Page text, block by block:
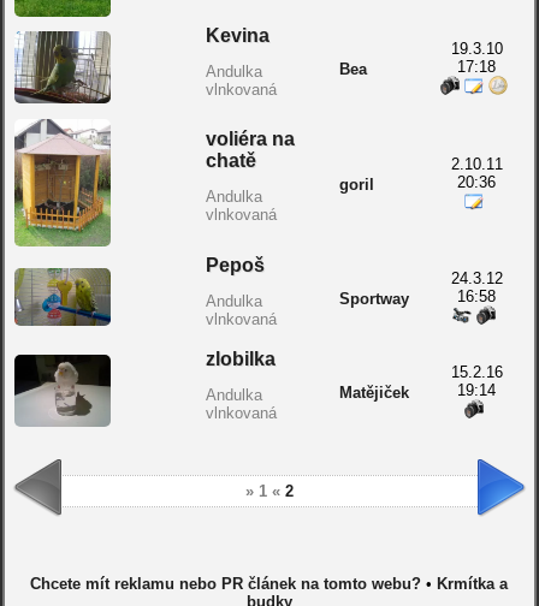
Kevina
Andulka
vlnkovaná
Bea
19.3.10
17:18
voliéra na
chatě
Andulka
vlnkovaná
goril
2.10.11
20:36
Pepoš
Andulka
vlnkovaná
Sportway
24.3.12
16:58
zlobilka
Andulka
vlnkovaná
Matějiček
15.2.16
19:14
» 1 « 2
Chcete mít reklamu nebo PR článek na tomto webu? • Krmítka a
budky